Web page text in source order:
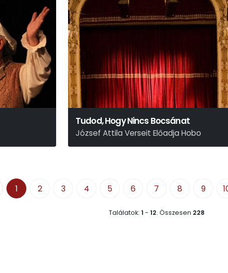
Tudod, Hogy Nincs Bocsánat
József Attila Verseit Előadja Hobo
1 2 3 4 5 6 7 8 9
Találatok: 1 - 12. Összesen 228